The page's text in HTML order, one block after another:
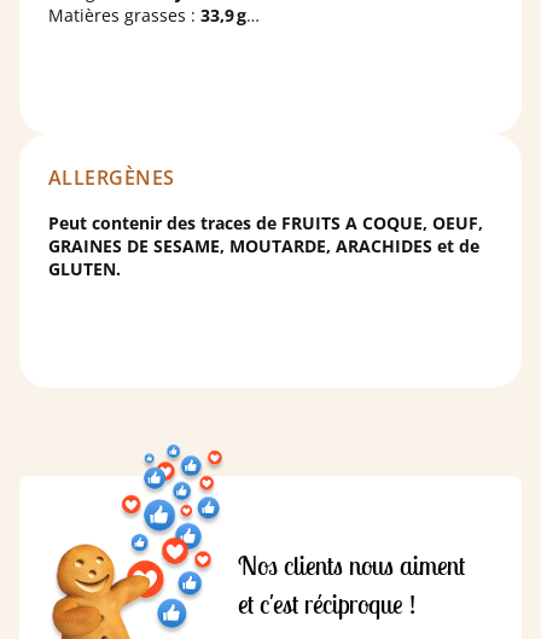
Matières grasses : 33,9 g
ALLERGÈNES
Peut contenir des traces de FRUITS A COQUE, OEUF,
GRAINES DE SESAME, MOUTARDE, ARACHIDES et de
GLUTEN.
Nos clients nous aiment
et c'est réciproque !